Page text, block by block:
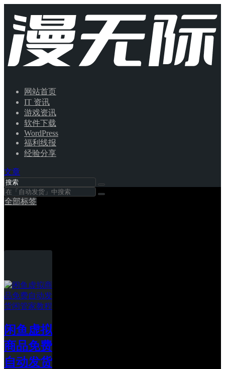
网站首页
IT 资讯
游戏资讯
软件下载
WordPress
福利线报
经验分享
文章
全部标签
闲鱼虚拟
商品免费
自动发货